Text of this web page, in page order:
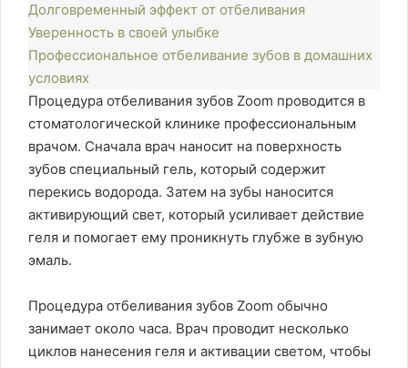
Долговременный эффект от отбеливания
Уверенность в своей улыбке
Профессиональное отбеливание зубов в домашних
условиях
Процедура отбеливания зубов Zoom проводится в
стоматологической клинике профессиональным
врачом. Сначала врач наносит на поверхность
зубов специальный гель, который содержит
перекись водорода. Затем на зубы наносится
активирующий свет, который усиливает действие
геля и помогает ему проникнуть глубже в зубную
эмаль.
Процедура отбеливания зубов Zoom обычно
занимает около часа. Врач проводит несколько
циклов нанесения геля и активации светом, чтобы